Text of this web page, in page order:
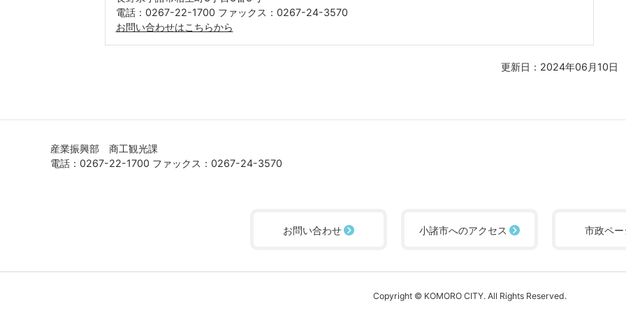
電話：0267-22-1700 ファックス：0267-24-3570
お問い合わせはこちらから
更新日：2024年06月10日
産業振興部 商工観光課
電話：0267-22-1700 ファックス：0267-24-3570
お問い合わせ 小諸市へのアクセス 市政ペ
Copyright © KOMORO CITY. All Rights Reserved.